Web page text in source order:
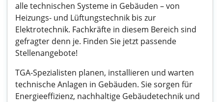
alle technischen Systeme in Gebäuden – von
Heizungs- und Lüftungstechnik bis zur
Elektrotechnik. Fachkräfte in diesem Bereich sind
gefragter denn je. Finden Sie jetzt passende
Stellenangebote!
TGA-Spezialisten planen, installieren und warten
technische Anlagen in Gebäuden. Sie sorgen für
Energieeffizienz, nachhaltige Gebäudetechnik und